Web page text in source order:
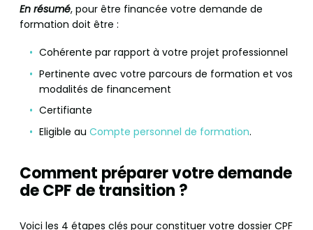
En résumé, pour être financée votre demande de
formation doit être :
Cohérente par rapport à votre projet professionnel
Pertinente avec votre parcours de formation et vos
modalités de financement
Certifiante
Eligible au Compte personnel de formation.
Comment préparer votre demande
de CPF de transition ?
Voici les 4 étapes clés pour constituer votre dossier CPF